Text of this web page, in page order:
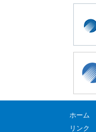
ホーム
リンク